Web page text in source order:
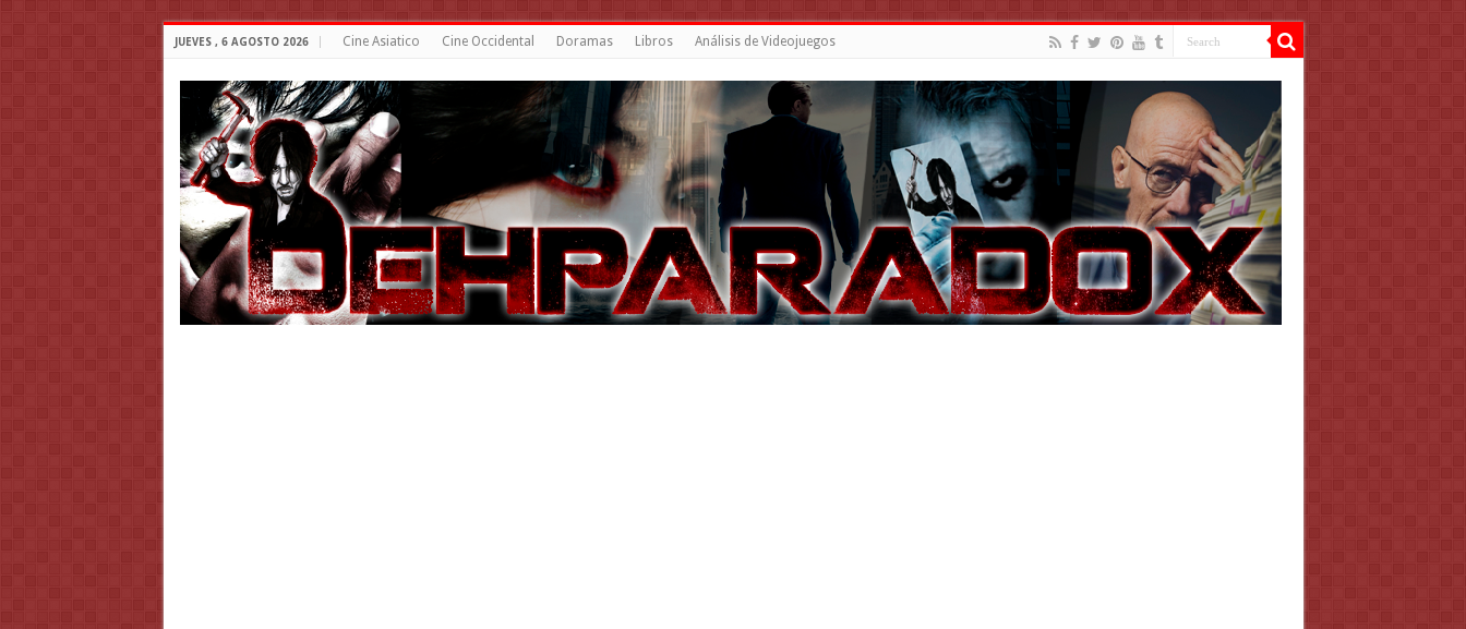
JUEVES , 6 AGOSTO 2026 Cine Asiatico Cine Occidental Doramas Libros Análisis de Videojuegos